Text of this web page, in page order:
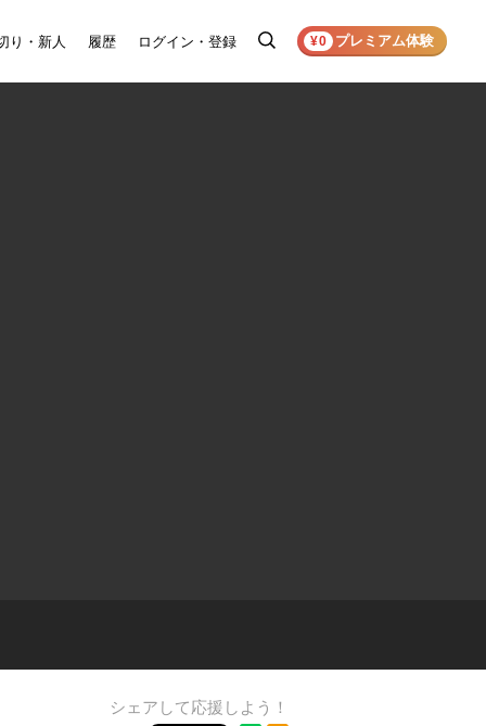
り・新人 履歴 ログイン・登録
検
¥0 プレミアム体験
シェアして応援しよう！